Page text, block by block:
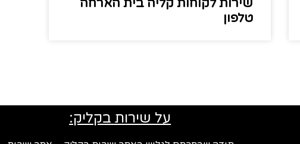
שירות לקוחות קליה בית הארחה
טלפון
על שירות בקליק: